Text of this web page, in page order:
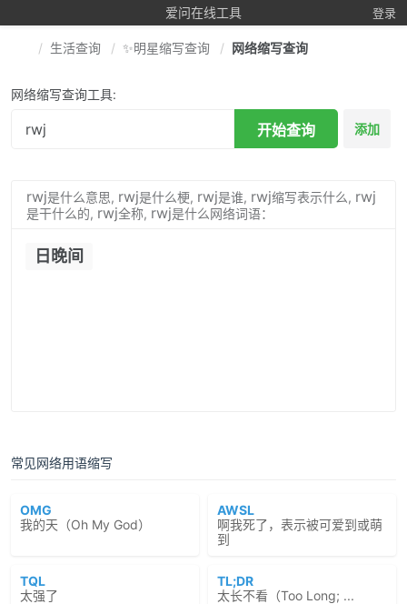
爱问在线工具 登录
生活查询 ✨明星缩写查询 网络缩写查询
网络缩写查询工具:
开始查询 添加
rwj是什么意思, rwj是什么梗, rwj是谁, rwj缩写表示什么, rwj
是干什么的, rwj全称, rwj是什么网络词语：
日晚间
常见网络用语缩写
OMG
我的天（Oh My God）
AWSL
啊我死了，表示被可爱到或萌
到
TQL
太强了
TL;DR
太长不看（Too Long; ...